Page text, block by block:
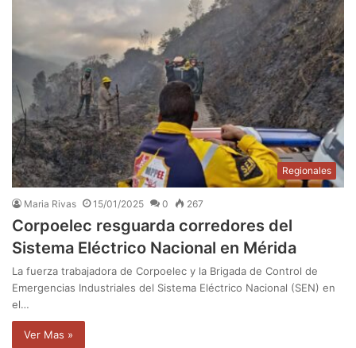
Regionales
Maria Rivas 15/01/2025 0 267
Corpoelec resguarda corredores del
Sistema Eléctrico Nacional en Mérida
La fuerza trabajadora de Corpoelec y la Brigada de Control de
Emergencias Industriales del Sistema Eléctrico Nacional (SEN) en
el…
Ver Mas »